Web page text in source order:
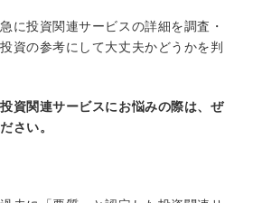
に投資関連サービスの詳細を調査・
資の参考にして大丈夫かどうかを判
資関連サービスにお悩みの際は、ぜ
さい。